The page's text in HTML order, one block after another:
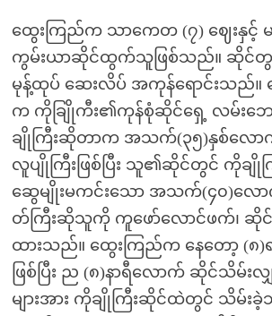
ထွေးကြည်က သာကေတ (၇) ဈေးနှင့်
ကွမ်းယာဆိုင်ထွက်သူဖြစ်သည်။ ဆိုင်တွ
မုန့်ထုပ် ဆေးလိပ် အကုန်ရောင်းသည်
က ကိုချြိုကီး၏ကုန်စုံဆိုင်ရှေ့ လမ်းဘ
ချိုကြီးဆိုတာက အသက်(၃၅)နှစ်လော
လူပျိုကြီးဖြစ်ပြီး သူ၏ဆိုင်တွင် ကိုချို
ဆွေမျိုးမကင်းသော အသက်(၄၀)လ
တ်ကြီးဆိုသူကို ကူဖော်လောင်ဖက်၊ ဆိုင်စ
ထားသည်။ ထွေးကြည်က နေတော့ (
ဖြစ်ပြီး ည (၈)နာရီလောက် ဆိုင်သိမ်း
များအား ကိုချိုကြီးဆိုင်ထဲတွင် သိမ်းခဲ့